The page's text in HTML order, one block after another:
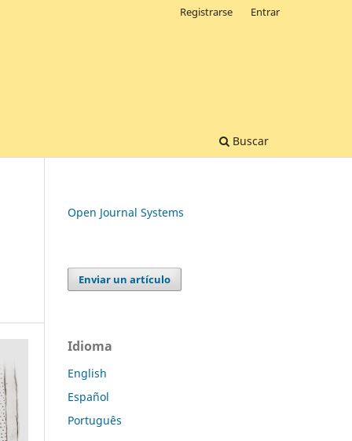
Buscar
Registrarse Entrar
Open Journal Systems
Enviar un artículo
Idioma
English
Español
Português